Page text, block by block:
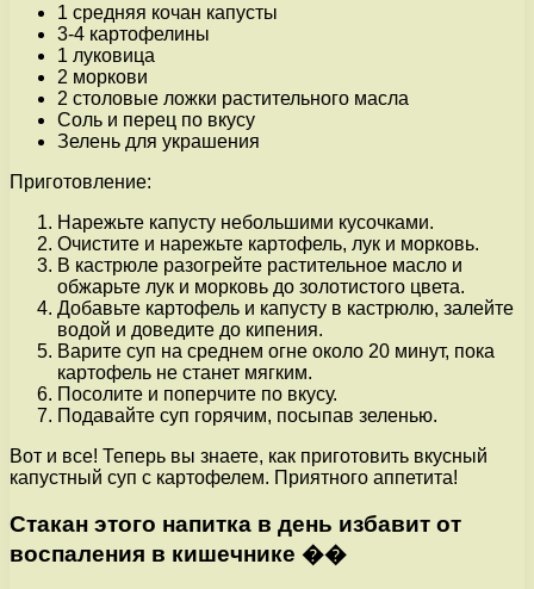
1 средняя кочан капусты
3-4 картофелины
1 луковица
2 моркови
2 столовые ложки растительного масла
Соль и перец по вкусу
Зелень для украшения
Приготовление:
Нарежьте капусту небольшими кусочками.
Очистите и нарежьте картофель, лук и морковь.
В кастрюле разогрейте растительное масло и
обжарьте лук и морковь до золотистого цвета.
Добавьте картофель и капусту в кастрюлю, залейте
водой и доведите до кипения.
Варите суп на среднем огне около 20 минут, пока
картофель не станет мягким.
Посолите и поперчите по вкусу.
Подавайте суп горячим, посыпав зеленью.
Вот и все! Теперь вы знаете, как приготовить вкусный
капустный суп с картофелем. Приятного аппетита!
Стакан этого напитка в день избавит от
воспаления в кишечнике ��